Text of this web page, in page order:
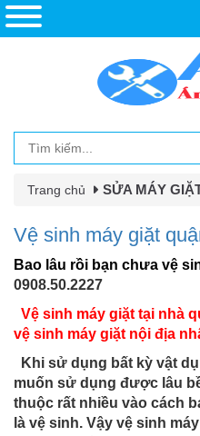
Trang chủ SỬA MÁY
Vệ sinh máy giặt
Bao lâu rồi bạn chưa vệ
0908.50.2227
Vệ sinh máy giặt tại nhà
vệ sinh máy giặt nội địa
Khi sử dụng bất kỳ vật
muốn sử dụng được lâu
thuộc rất nhiều vào cách
là vệ sinh. Vậy vệ sinh